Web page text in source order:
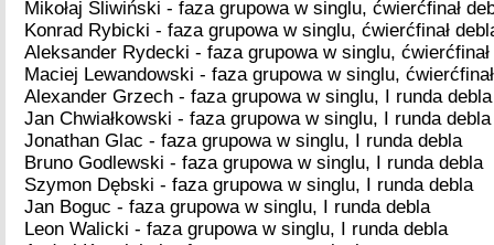
Mikołaj Śliwiński - faza grupowa w singlu, ćwierćfinał
Konrad Rybicki - faza grupowa w singlu, ćwierćfinał
Aleksander Rydecki - faza grupowa w singlu, ćwierćfinał
Maciej Lewandowski - faza grupowa w singlu,
Alexander Grzech - faza grupowa w singlu, I runda debla
Jan Chwiałkowski - faza grupowa w singlu, I runda debla
Jonathan Glac - faza grupowa w singlu, I runda debla
Bruno Godlewski - faza grupowa w singlu, I runda debla
Szymon Dębski - faza grupowa w singlu, I runda debla
Jan Boguc - faza grupowa w singlu, I runda debla
Leon Walicki - faza grupowa w singlu, I runda debla